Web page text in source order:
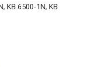
KB 6500-1N, KB